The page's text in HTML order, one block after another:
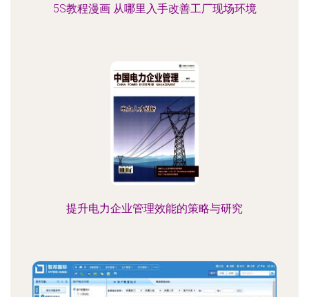
5S教程漫画 从哪里入手改善工厂现场环境
提升电力企业管理效能的策略与研究